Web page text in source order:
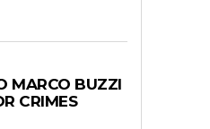
MARCO BUZZI
CRIMES